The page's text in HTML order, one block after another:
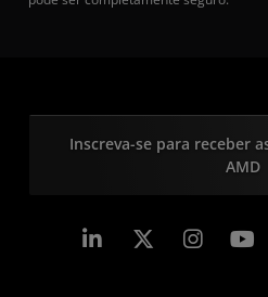
Inscreva-se para receber
AMD
Linkedin